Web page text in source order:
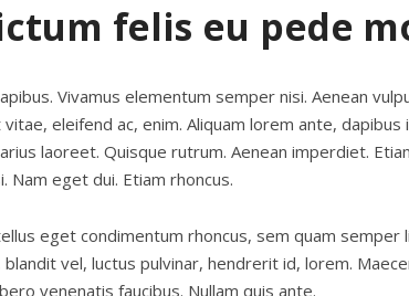
felis eu pede
Vivamus elementum semper nisi. Aenean
eleifend ac, enim. Aliquam lorem ante, dapibus
laoreet. Quisque rutrum. Aenean imperdiet.
Nam eget dui. Etiam rhoncus.
eget condimentum rhoncus, sem quam
blandit vel, luctus pulvinar, hendrerit id, lorem.
venenatis faucibus. Nullam quis ante.